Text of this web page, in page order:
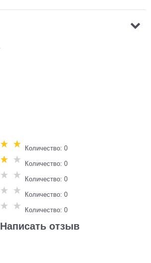
Количество: 0
Количество: 0
Количество: 0
Количество: 0
Количество: 0
Написать отзыв